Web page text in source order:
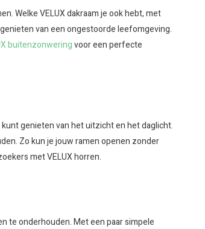
Welke VELUX dakraam je ook hebt, met
van een ongestoorde leefomgeving.
buitenzonweringvoor een perfecte
genieten van het uitzicht en het daglicht.
Zo kun je jouw ramen openen zonder
met VELUX horren.
te onderhouden. Met een paar simpele